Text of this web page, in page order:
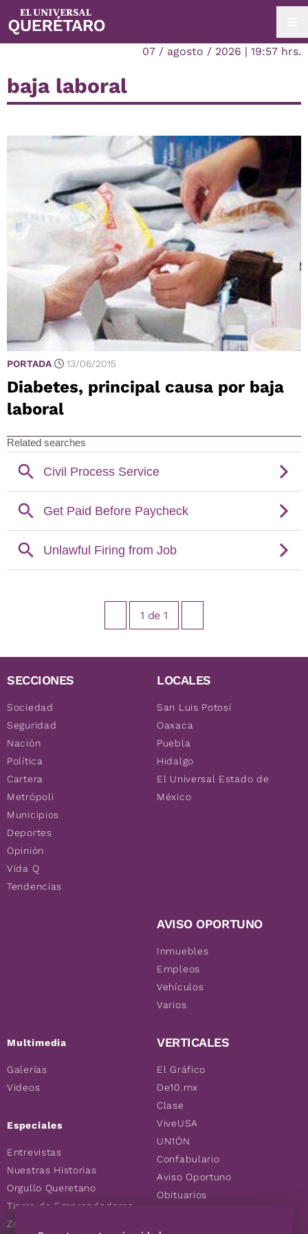
07 / agosto / 2026 | 19:57 hrs.
baja laboral
PORTADA 13/06/2015
Diabetes, principal causa por baja
laboral
1 de 1
SECCIONES
Sociedad
Seguridad
Nación
Política
Cartera
Metrópoli
Municipios
Deportes
Opinión
Vida Q
Tendencias
Multimedia
Galerías
Videos
Especiales
Entrevistas
Nuestras Historias
Orgullo Queretano
Tierra de Emprendedores
Zoociales
LOCALES
San Luis Potosí
Oaxaca
Puebla
Hidalgo
El Universal Estado de
México
AVISO OPORTUNO
Inmuebles
Empleos
Vehículos
Varios
VERTICALES
El Gráfico
De10.mx
Clase
ViveUSA
UN1ÓN
Confabulario
Aviso Oportuno
Obituarios
Consultas